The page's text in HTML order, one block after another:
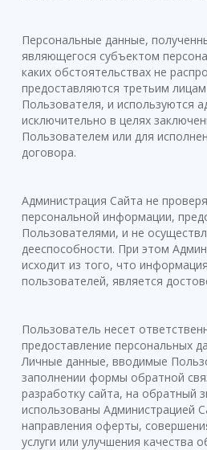
Персональные данные,
являющегося субъектом
каких обстоятельствах не
предоставляются третьим лицам
Пользователя, и используются
исключительно в целях
Пользователем или для
договора.
Администрация Сайта не
персональной информации,
Пользователями, и не
дееспособности. При этом
исходит из того, что
пользователей, является
Пользователь несет
предоставление персональных
Личные данные, вводимые
заполнении формы обратной
разработку сайта, на обратный
использованы Администрацией
направления оферты,
услуги или улучшения качества